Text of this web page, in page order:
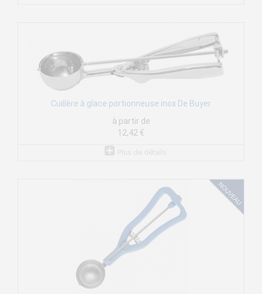
Cuillère à glace portionneuse inox De Buyer
à partir de
12,42 €